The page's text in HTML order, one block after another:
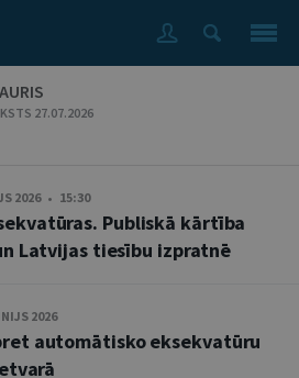
27.07.2026
2026 • 15:30
Publiskā kārtība
Latvijas tiesību izpratnē
2026
automātisko eksekvatūru